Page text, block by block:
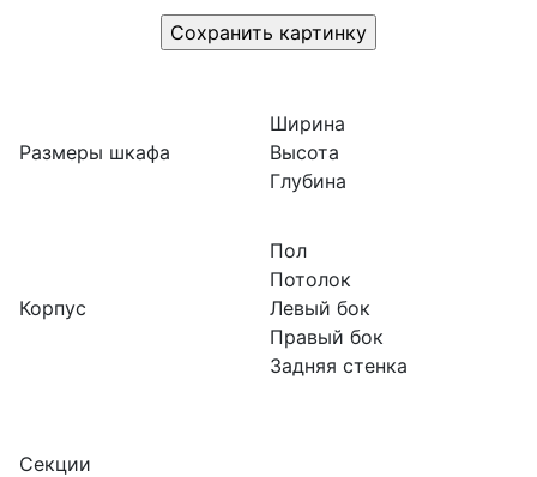
Размеры шкафа
Корпус
Секции
Ширина
Высота
Глубина
Пол
Потолок
Левый бок
Правый бок
Задняя стенка